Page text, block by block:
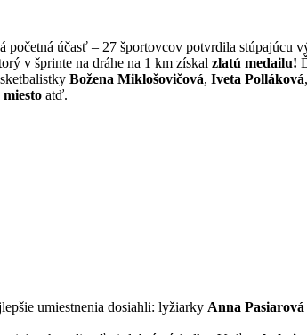
početná účasť – 27 športovcov potvrdila stúpajúcu
v šprinte na dráhe na 1 km získal zlatú medailu!
Božena Miklošovičová, Iveta Polláková,
miesto atď.
umiestnenia dosiahli: lyžiarky Anna Pasiarová